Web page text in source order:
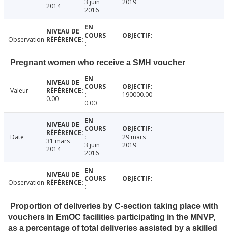
2014
2016
Observation
Pregnant women who receive a SMH voucher
Valeur
0.00
0.00
190000.00
Date
31 mars
2014
3 juin
2016
29 mars
2019
Observation
Proportion of deliveries by C-section taking place with
vouchers in EmOC facilities participating in the MNVP,
as a percentage of total deliveries assisted by a skilled